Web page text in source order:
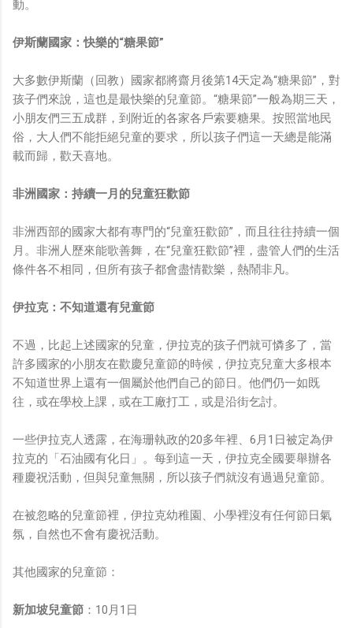
動。
伊斯蘭國家：快樂的“糖果節”
大多數伊斯蘭（回教）國家都將齋月後第14天定為“糖果節”，對
孩子們來說，這也是最快樂的兒童節。“糖果節”一般為期三天，
小朋友們三五成群，到附近的各家各戶索要糖果。按照當地民
俗，大人們不能拒絕兒童的要求，所以孩子們這一天總是能滿
載而歸，歡天喜地。
非洲國家：持續一月的兒童狂歡節
非洲西部的國家大都有專門的“兒童狂歡節”，而且往往持續一個
月。非洲人歷來能歌善舞，在“兒童狂歡節”裡，盡管人們的生活
條件各不相同，但所有孩子都會盡情歡樂，熱鬧非凡。
伊拉克：不知道還有兒童節
不過，比起上述國家的兒童，伊拉克的孩子們就可憐多了，當
許多國家的小朋友在歡慶兒童節的時候，伊拉克兒童大多根本
不知道世界上還有一個屬於他們自己的節日。他們仍一如既
往，或在學校上課，或在工廠打工，或是沿街乞討。
一些伊拉克人透露，在海珊執政的20多年裡、6月1日被定為伊
拉克的「石油國有化日」。每到這一天，伊拉克全國要舉辦各
種慶祝活動，但與兒童無關，所以孩子們就沒有過過兒童節。
在被忽略的兒童節裡，伊拉克幼稚園、小學裡沒有任何節日氣
氛，自然也不會有慶祝活動。
其他國家的兒童節：
新加坡兒童節 ：10月1日